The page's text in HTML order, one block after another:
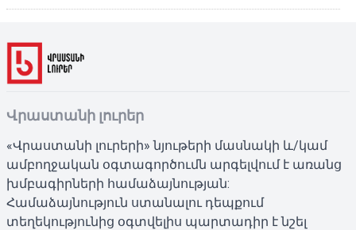
Վրաստանի լուրեր
«Վրաստանի լուրերի» նյութերի մասնակի և/կամ
ամբողջական օգտագործումն արգելվում է առանց
խմբագիրների համաձայնության:
Համաձայնություն ստանալու դեպքում
տեղեկությունից օգտվելիս պարտադիր է նշել